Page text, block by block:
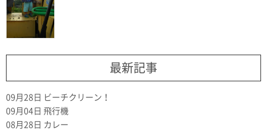
最新記事
09月28日
ビーチクリーン！
09月04日 飛行機
08月28日 カレー